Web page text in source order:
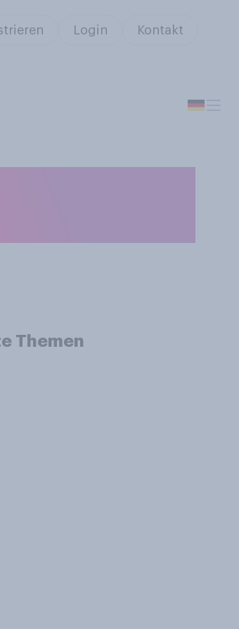
Login Kontakt
Themen